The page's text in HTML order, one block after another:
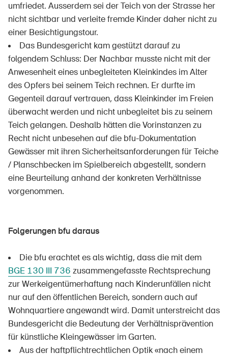
umfriedet. Ausserdem sei der Teich von der Strasse her
nicht sichtbar und verleite fremde Kinder daher nicht zu
einer Besichtigungstour.
Das Bundesgericht kam gestützt darauf zu
folgendem Schluss: Der Nachbar musste nicht mit der
Anwesenheit eines unbegleiteten Kleinkindes im Alter
des Opfers bei seinem Teich rechnen. Er durfte im
Gegenteil darauf vertrauen, dass Kleinkinder im Freien
überwacht werden und nicht unbegleitet bis zu seinem
Teich gelangen. Deshalb hätten die Vorinstanzen zu
Recht nicht unbesehen auf die bfu-Dokumentation
Gewässer mit ihren Sicherheitsanforderungen für Teiche
/ Planschbecken im Spielbereich abgestellt, sondern
eine Beurteilung anhand der konkreten Verhältnisse
vorgenommen.
Folgerungen bfu daraus
Die bfu erachtet es als wichtig, dass die mit dem
BGE 130 III 736 zusammengefasste Rechtsprechung
zur Werkeigentümerhaftung nach Kinderunfällen nicht
nur auf den öffentlichen Bereich, sondern auch auf
Wohnquartiere angewandt wird. Damit unterstreicht das
Bundesgericht die Bedeutung der Verhältnisprävention
für künstliche Kleingewässer im Garten.
Aus der haftpflichtrechtlichen Optik «nach einem